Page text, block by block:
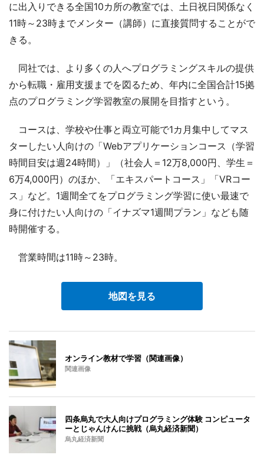
に出入りできる全国10カ所の教室では、土日祝日関係なく
11時～23時までメンター（講師）に直接質問することがで
きる。
同社では、より多くの人へプログラミングスキルの提供
から転職・雇用支援までを図るため、年内に全国合計15拠
点のプログラミング学習教室の展開を目指すという。
コースは、学校や仕事と両立可能で1カ月集中してマス
ターしたい人向けの「Webアプリケーションコース（学習
時間目安は週24時間）」（社会人＝12万8,000円、学生＝
6万4,000円）のほか、「エキスパートコース」「VRコー
ス」など。1週間全てをプログラミング学習に使い最速で
身に付けたい人向けの「イナズマ1週間プラン」なども随
時開催する。
営業時間は11時～23時。
地図を見る
オンライン教材で学習（関連画像）
関連画像
四条烏丸で大人向けプログラミング体験 コンピュータ
ーとじゃんけんに挑戦（烏丸経済新聞）
烏丸経済新聞